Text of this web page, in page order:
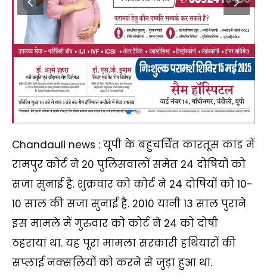
Chandauli news : यूपी के बहुचर्चित कारतूस कांड में
रामपुर कोर्ट ने 20 पुलिसवालों समेत 24 दोषियों को
सजा सुनाई है. शुक्रवार को कोर्ट ने 24 दोषियों को 10-
10 साल की सजा सुनाई है. 2010 यानी 13 साल पुराने
इस मामले में गुरुवार को कोर्ट ने 24 को दोषी
ठहराया था. यह पूरा मामला सरकारी हथियारों की
सप्लाई नक्सलियों को करने से जुड़ा हुआ था.